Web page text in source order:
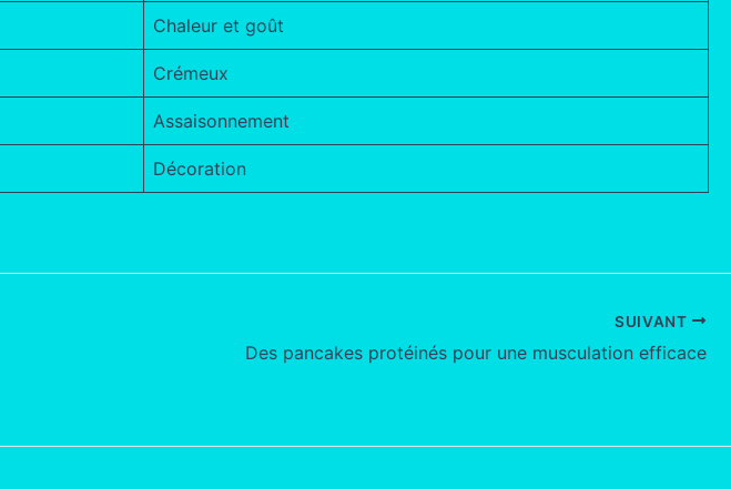
Chaleur et goût
Crémeux
Assaisonnement
Décoration
SUIVANT
Des pancakes protéinés pour une musculation efficace